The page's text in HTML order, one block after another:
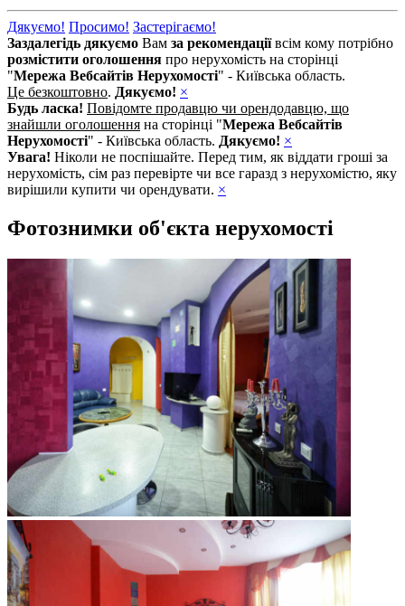
Дякуємо! Просимо! Застерігаємо!
Заздалегідь дякуємо Вам за рекомендаціївсім кому потрібно
розмістити оголошення про нерухомість на сторінці
"Мережа Вебсайтів Нерухомості" - Київська область.
Це безкоштовно. Дякуємо! ×
Будь ласка! Повідомте продавцю чи орендодавцю, що
знайшли оголошення на сторінці "Мережа Вебсайтів
Нерухомості" - Київська область. Дякуємо! ×
Увага! Ніколи не поспішайте. Перед тим, як віддати гроші за
нерухомість, сім раз перевірте чи все гаразд з нерухомістю, яку
вирішили купити чи орендувати. ×
Фотознимки об'єкта нерухомості